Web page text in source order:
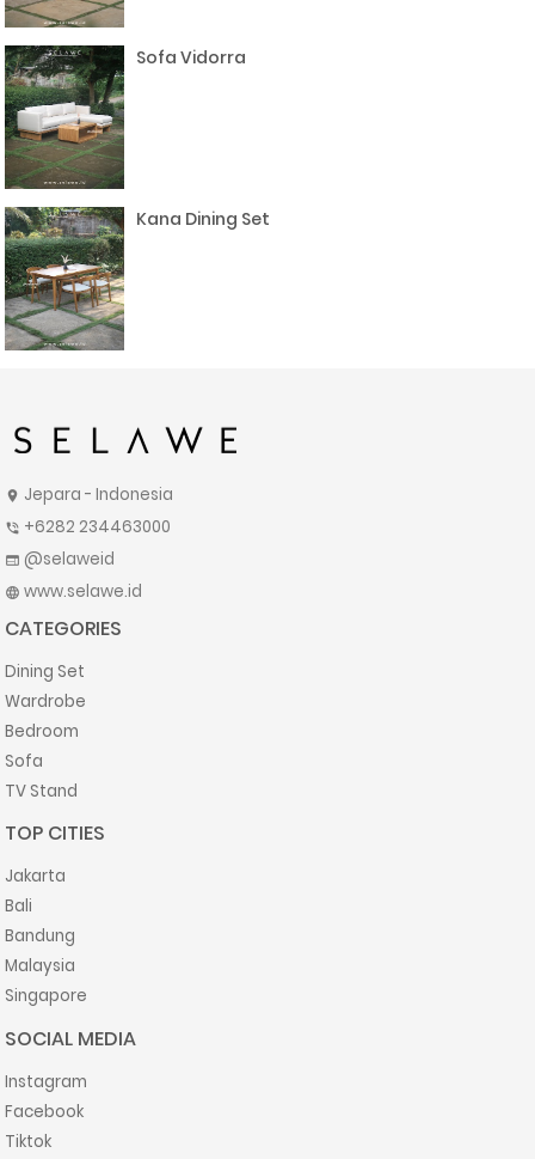
Sofa Vidorra
Kana Dining Set
location_on Jepara - Indonesia
phone_in_talk +6282 234463000
web @selaweid
language www.selawe.id
CATEGORIES
Dining Set
Wardrobe
Bedroom
Sofa
TV Stand
TOP CITIES
Jakarta
Bali
Bandung
Malaysia
Singapore
SOCIAL MEDIA
Instagram
Facebook
Tiktok